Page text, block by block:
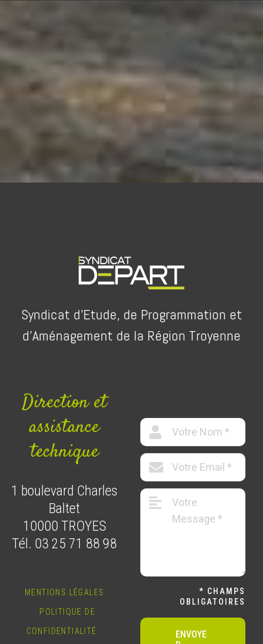
Syndicat d’Etude, de Programmation et
d’Aménagement de la Région Troyenne
Direction et
assistance
technique
1 boulevard Charles
Baltet
10000 TROYES
Tél. 03 25 71 88 98
MENTIONS LÉGALES
POLITIQUE DE
CONFIDENTIALITÉ
* CHAMPS
OBLIGATOIRES
ENVOYE